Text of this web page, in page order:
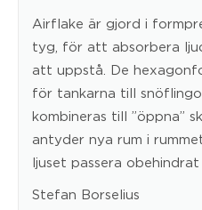
Airflake är gjord i
tyg, för att absorbera
att uppstå. De
för tankarna till
kombineras till ”öppna”
antyder nya rum i
ljuset passera obehindrat
Stefan Borselius